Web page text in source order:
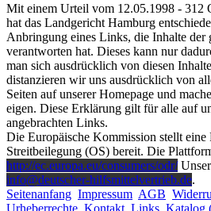
Mit einem Urteil vom 12.05.1998 - 312
hat das Landgericht Hamburg
Anbringung eines Links, die Inhalte der
verantworten hat. Dieses kann nur
man sich ausdrücklich von diesen
distanzieren wir uns ausdrücklich von
Seiten auf unserer Homepage und
eigen. Diese Erklärung gilt für alle auf
angebrachten Links.
Die Europäische Kommission stellt
Streitbeilegung (OS) bereit. Die
http://ec.europa.eu/consumers/odr/
info@deutscher-hilfsmittelvertrieb.de.
Seitenanfang Impressum AGB
Urheberrechte Kontakt Links Katalog